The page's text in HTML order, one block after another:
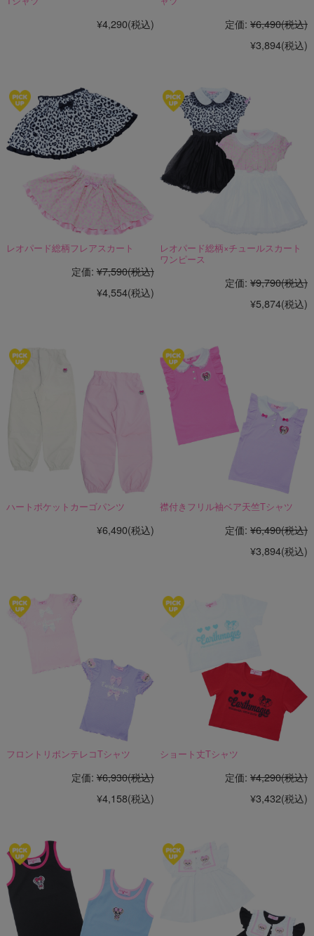
¥4,290(税込) 定価: ¥6,490(税込)
¥3,894(税込)
レオパード総柄フレアスカート
定価: ¥7,590(税込)
¥4,554(税込)
レオパード総柄×チュールスカート
ワンピース
定価: ¥9,790(税込)
¥5,874(税込)
ハートポケットカーゴパンツ
¥6,490(税込)
襟付きフリル袖ベア天竺Tシャツ
定価: ¥6,490(税込)
¥3,894(税込)
フロントリボンテレコTシャツ
定価: ¥6,930(税込)
¥4,158(税込)
ショート丈Tシャツ
定価: ¥4,290(税込)
¥3,432(税込)